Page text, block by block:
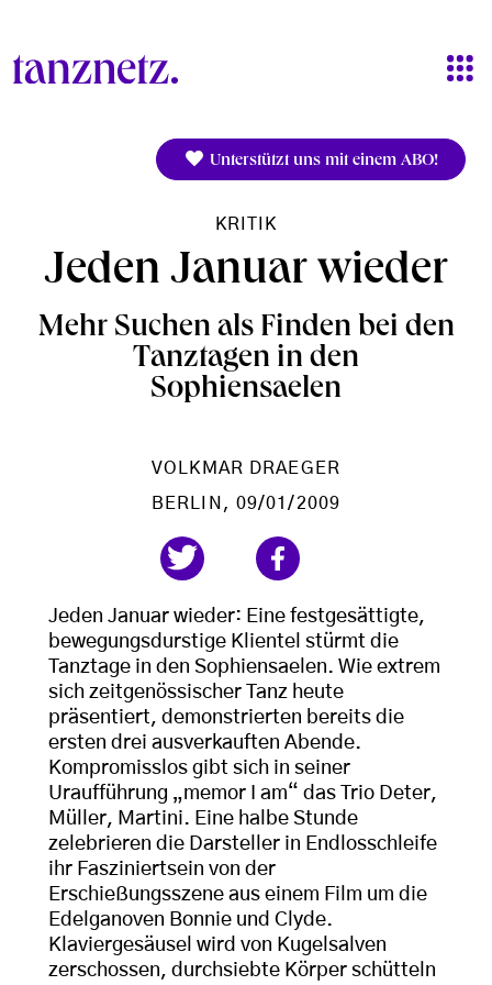
Unterstützt uns mit einem ABO!
KRITIK
Jeden Januar wieder
Mehr Suchen als Finden bei den
Tanztagen in den
Sophiensaelen
VOLKMAR DRAEGER
BERLIN , 09/01/2009
Jeden Januar wieder: Eine festgesättigte,
bewegungsdurstige Klientel stürmt die
Tanztage in den Sophiensaelen. Wie extrem
sich zeitgenössischer Tanz heute
präsentiert, demonstrierten bereits die
ersten drei ausverkauften Abende.
Kompromisslos gibt sich in seiner
Uraufführung „memor I am“ das Trio Deter,
Müller, Martini. Eine halbe Stunde
zelebrieren die Darsteller in Endlosschleife
ihr Fasziniertsein von der
Erschießungsszene aus einem Film um die
Edelganoven Bonnie und Clyde.
Klaviergesäusel wird von Kugelsalven
zerschossen, durchsiebte Körper schütteln